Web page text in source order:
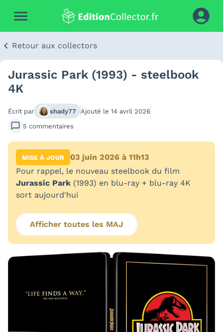
Retour aux collectors
Jurassic Park (1993) - steelbook
4K
Écrit par shady77 Ajouté le 14 avril 2026
5 commentaires
MISE À JOUR
03 juin 2026 à 11h13
Pour rappel, le nouveau steelbook du film
Jurassic Park (1993) en blu-ray + blu-ray 4K
sort aujourd'hui
Afficher toutes les MAJ